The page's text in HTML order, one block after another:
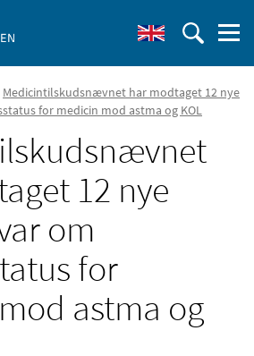
Medicintilskudsnævnet har modtaget 12 nye
for medicin mod astma og KOL
12 nye
om
for
astma og